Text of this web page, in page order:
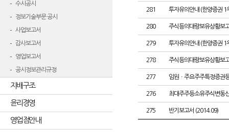
수시공시
정보기술부문 공시
사업보고서
감사보고서
영업보고서
공시정보관리규정
지배구조
윤리경영
영업점안내
281 투자유의안내 (한양증권 1
280 주식등의대량보유상황보
279 투자유의안내 (한양증권 1
278 주식등의대량보유상황보
277 임원ㆍ주요주주특정증권
276 최대주주등소유주식변동
275 반기보고서 (2014.09)